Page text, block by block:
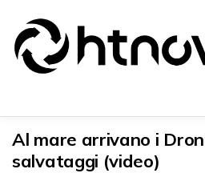
Al mare arrivano i
salvataggi (video)